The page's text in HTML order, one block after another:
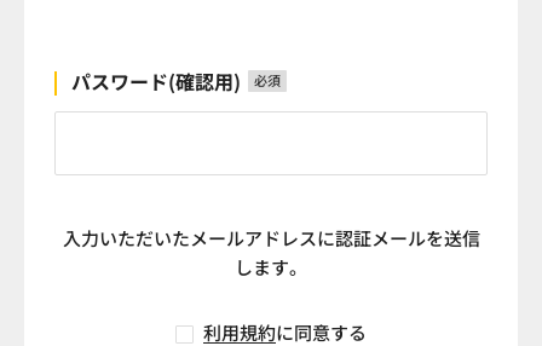
パスワード(確認用) 必須
入力いただいたメールアドレスに認証メールを送信
します。
利用規約に同意する